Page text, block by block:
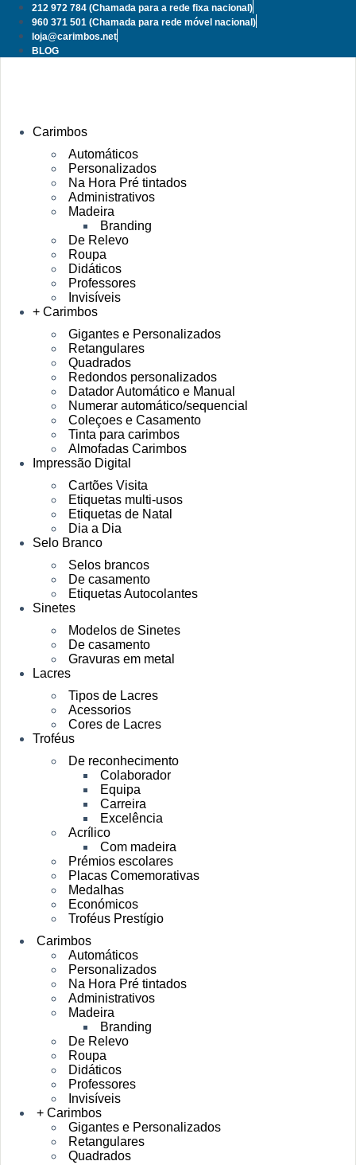
Pular
para
conteúdo
212 972 784 (Chamada para a rede fixa nacional)
960 371 501 (Chamada para rede móvel nacional)
loja@carimbos.net
BLOG
Carimbos
Automáticos
Personalizados
Na Hora Pré tintados
Administrativos
Madeira
Branding
De Relevo
Roupa
Didáticos
Professores
Invisíveis
+ Carimbos
Gigantes e Personalizados
Retangulares
Quadrados
Redondos personalizados
Datador Automático e Manual
Numerar automático/sequencial
Coleçoes e Casamento
Tinta para carimbos
Almofadas Carimbos
Impressão Digital
Cartões Visita
Etiquetas multi-usos
Etiquetas de Natal
Dia a Dia
Selo Branco
Selos brancos
De casamento
Etiquetas Autocolantes
Sinetes
Modelos de Sinetes
De casamento
Gravuras em metal
Lacres
Tipos de Lacres
Acessorios
Cores de Lacres
Troféus
De reconhecimento
Colaborador
Equipa
Carreira
Excelência
Acrílico
Com madeira
Prémios escolares
Placas Comemorativas
Medalhas
Económicos
Troféus Prestígio
Carimbos
Automáticos
Personalizados
Na Hora Pré tintados
Administrativos
Madeira
Branding
De Relevo
Roupa
Didáticos
Professores
Invisíveis
+ Carimbos
Gigantes e Personalizados
Retangulares
Quadrados